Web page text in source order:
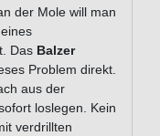
der Mole will man
Das Balzer
Problem direkt.
aus der
loslegen. Kein
verdrillten